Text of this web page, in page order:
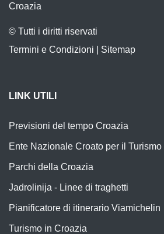
Croazia
© Tutti i diritti riservati
Termini e Condizioni
Sitemap
LINK UTILI
Previsioni del tempo Croazia
Ente Nazionale Croato per il Turismo
Parchi della Croazia
Jadrolinija - Linee di traghetti
Pianificatore di itinerario Viamichelin
Turismo in Croazia